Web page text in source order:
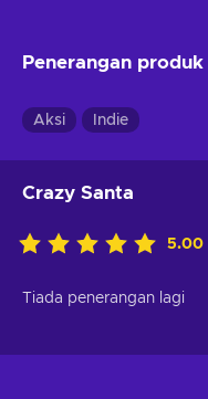
Penerangan produk
Aksi Indie
Crazy Santa
5.00
Tiada penerangan lagi